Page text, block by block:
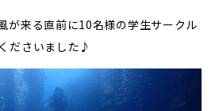
が来る直前に10名様の学生サークル
ださいました♪